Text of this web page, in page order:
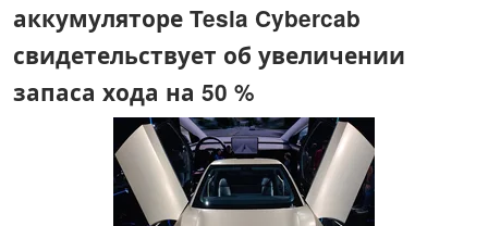
аккумуляторе Tesla Cybercab
свидетельствует об увеличении
запаса хода на 50 %